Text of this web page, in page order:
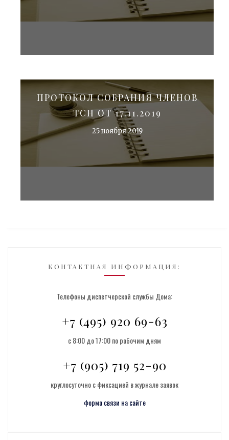
ПРОТОКОЛ СОБРАНИЯ ЧЛЕНОВ
ТСН ОТ 17.11.2019
25 ноября 2019
КОНТАКТНАЯ ИНФОРМАЦИЯ:
Телефоны диспетчерской службы Дома:
+7 (495) 920 69-63
с 8:00 до 17:00 по рабочим дням
+7 (905) 719 52-90
круглосуточно с фиксацией в журнале заявок
форма связи на сайте